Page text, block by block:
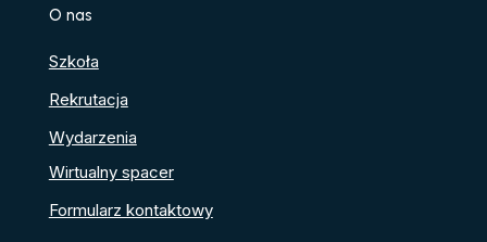
O nas
Szkoła
Rekrutacja
Wydarzenia
Wirtualny spacer
Formularz kontaktowy